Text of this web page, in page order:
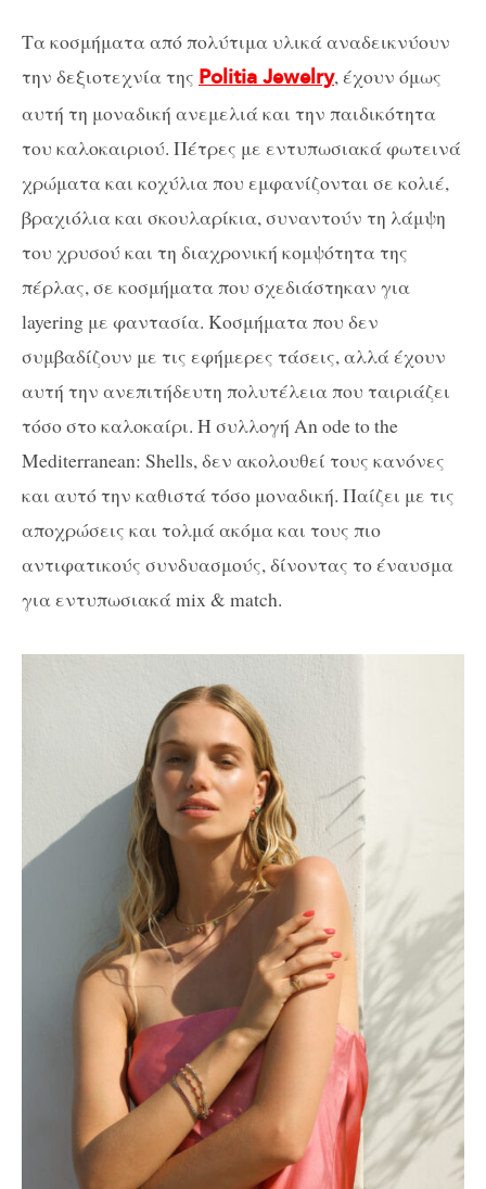
Τα κοσμήματα από πολύτιμα υλικά αναδεικνύουν
την δεξιοτεχνία της Politia Jewelry, έχουν όμως
αυτή τη μοναδική ανεμελιά και την παιδικότητα
του καλοκαιριού. Πέτρες με εντυπωσιακά φωτεινά
χρώματα και κοχύλια που εμφανίζονται σε κολιέ,
βραχιόλια και σκουλαρίκια, συναντούν τη λάμψη
του χρυσού και τη διαχρονική κομψότητα της
πέρλας, σε κοσμήματα που σχεδιάστηκαν για
layering με φαντασία. Κοσμήματα που δεν
συμβαδίζουν με τις εφήμερες τάσεις, αλλά έχουν
αυτή την ανεπιτήδευτη πολυτέλεια που ταιριάζει
τόσο στο καλοκαίρι. Η συλλογή An ode to the
Mediterranean: Shells, δεν ακολουθεί τους κανόνες
και αυτό την καθιστά τόσο μοναδική. Παίζει με τις
αποχρώσεις και τολμά ακόμα και τους πιο
αντιφατικούς συνδυασμούς, δίνοντας το έναυσμα
για εντυπωσιακά mix & match.